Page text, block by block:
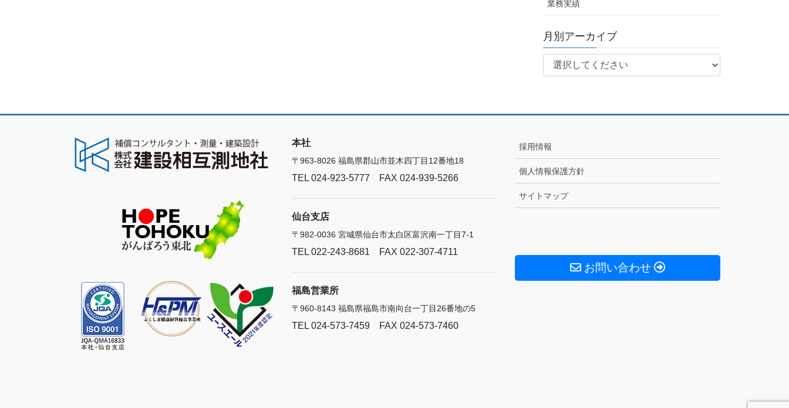
業務実績
月別アーカイブ
本社
〒963-8026 福島県郡山市並木四丁目12番地18
TEL 024-923-5777 FAX 024-939-5266
仙台支店
〒982-0036 宮城県仙台市太白区富沢南一丁目7-1
TEL 022-243-8681 FAX 022-307-4711
福島営業所
〒960-8143 福島県福島市南向台一丁目26番地の5
TEL 024-573-7459 FAX 024-573-7460
採用情報
個人情報保護方針
サイトマップ
お問い合わせ